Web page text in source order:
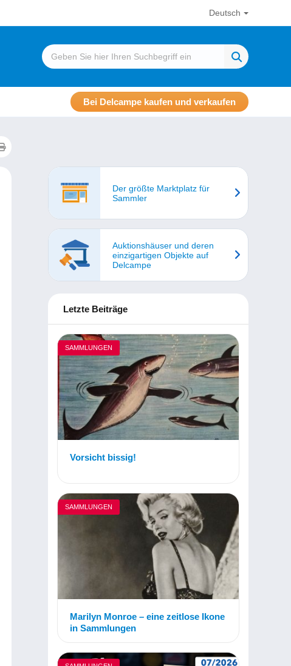
Deutsch
Bei Delcampe kaufen und verkaufen
Der größte Marktplatz für
Sammler
Auktionshäuser und deren
einzigartigen Objekte auf
Delcampe
Letzte Beiträge
SAMMLUNGEN
Vorsicht bissig!
SAMMLUNGEN
Marilyn Monroe – eine zeitlose Ikone
in Sammlungen